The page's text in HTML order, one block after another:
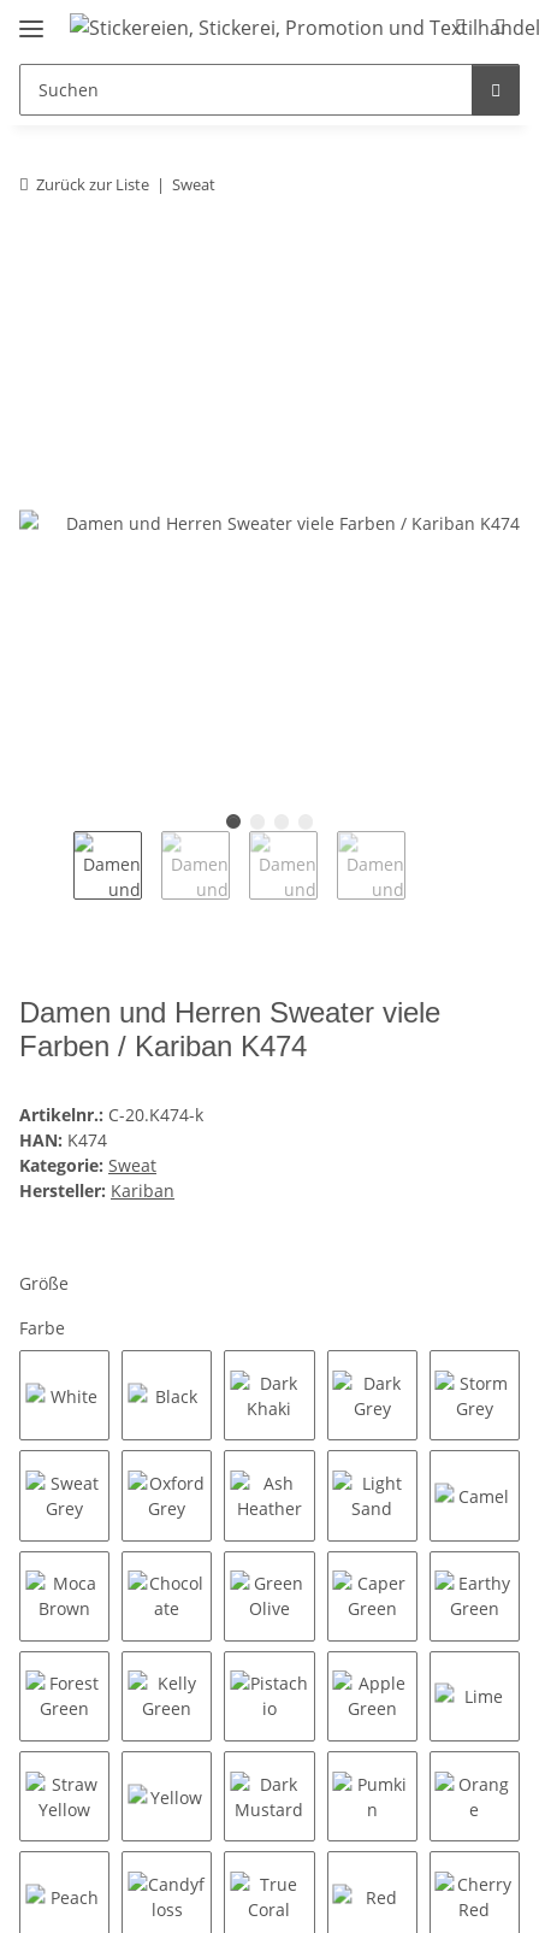
Zurück zur Liste Sweat
Damen und Herren Sweater viele
Farben / Kariban K474
Artikelnr.: C-20.K474-k
HAN: K474
Kategorie: Sweat
Hersteller: Kariban
Größe
Farbe
White Black Dark Khaki Dark Grey Storm
Sweat Grey Oxford Grey Ash HeatherLight Sand Camel
Moca BrownChocolate Green Olive Caper GreenEarthy
Forest GreenKelly Green Pistachio Apple GreenLime
Straw YellowYellow Dark MustardPumkin Orange